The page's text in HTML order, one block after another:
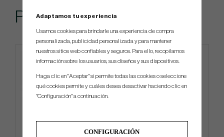
Popular
Adaptamos tu experiencia
Usamos cookies para brindarle una experiencia de compra
personalizada, publicidad personalizada y para mantener
nuestros sitios web confiables y seguros. Para ello, recopilamos
información sobre los usuarios, sus diseños y sus dispositivos.
Haga clic en "Aceptar" si permite todas las cookies o seleccione
qué cookies permite y cuáles desea desactivar haciendo clic en
"Configuración" a continuación.
CONFIGURACIÓN